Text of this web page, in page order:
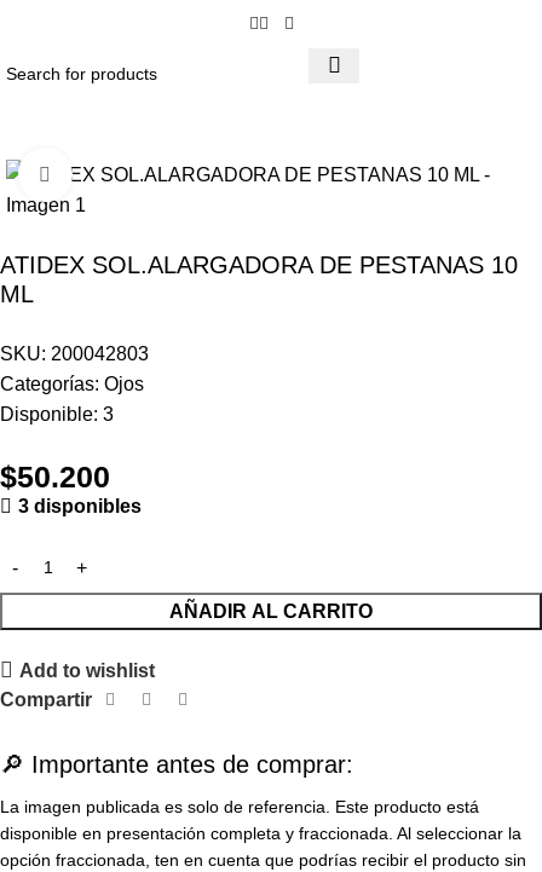
Click to enlarge
ATIDEX SOL.ALARGADORA DE PESTANAS 10
ML
SKU: 200042803
Categorías: Ojos
Disponible: 3
$50.200
3 disponibles
AÑADIR AL CARRITO
Add to wishlist
Compartir
🔎 Importante antes de comprar:
La imagen publicada es solo de referencia. Este producto está
disponible en presentación completa y fraccionada. Al seleccionar la
opción fraccionada, ten en cuenta que podrías recibir el producto sin